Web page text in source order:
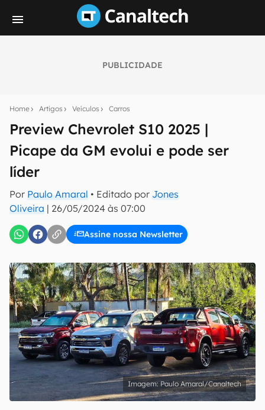
PUBLICIDADE
Home Artigos Veículos Carros
Preview Chevrolet S10 2025 |
Picape da GM evolui e pode ser
líder
Por Paulo Amaral • Editado por Jones
Oliveira | 26/05/2024 às 07:00
Assine nossa Newsletter
notícias e reviews sobre tecnologia em primeira
mão.
E-mail
inscreva-se
Confirmo que li, aceito e concordo com os Termos de
Uso e Política de Privacidade do Canaltech.
Paulo Amaral/Canaltech